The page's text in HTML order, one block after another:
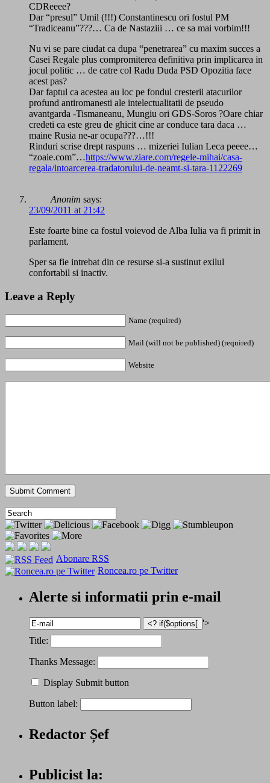
CDReeee?
Dar “presul” Umil (!!!) Constantinescu ori fostul PM
“Tradiceanu”???… Ca de Nastaziii … ce sa mai vorbim!!!
Nu vi se pare ciudat ca dupa “penetrarea” cu maxim succes a
Casei Regale plus compromiterea definitiva prin implicarea in
jocul politic … de catre col Radu Duda PSD Opozitia face
acest pas?
Dar faptul ca acestea au loc pe fondul cresterii atacurilor
profund antiromanesti ale intelectualitatii de pseudo
avantgarda -Tismaneanu, Mungiu ori GDS-Soros ?Oare chiar
credeti ca este greu de ghicit cine ar conduce tara daca …
maine Rusia ne-ar ocupa???…!!!
Rinduri scrise drept raspuns … mizeriei Iulian Leca peeee…
“zoaie.com”…https://www.ziare.com/regele-mihai/casa-
regala/intoarcerea-tradatorului-de-neamt-si-tara-1122269
Anonim says:
23/09/2011 at 21:42
Este foarte bine ca fostul voievod de Alba Iulia va fi primit in
parlament.
Sper sa fie intrebat din ce resurse si-a sustinut exilul
confortabil si inactiv.
Leave a Reply
Name (required)
Mail (will not be published) (required)
Website
Abonare RSS
Roncea.ro pe Twitter
Alerte si informatii prin e-mail
'>
Title:
Thanks Message:
Display Submit button
Button label:
Redactor Șef
Publicist la: